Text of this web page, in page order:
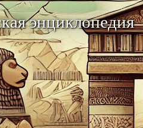
энциклопедия